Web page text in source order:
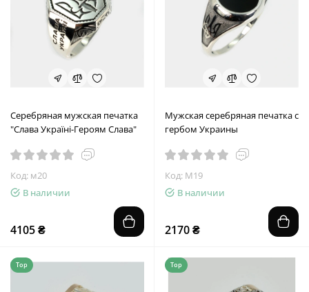
Серебряная мужская печатка
"Слава Україні-Героям Слава"
Код: м20
В наличии
4105 ₴
Мужская серебряная печатка с
гербом Украины
Код: М19
В наличии
2170 ₴
Top Top